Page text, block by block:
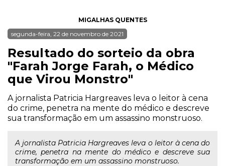
MIGALHAS QUENTES
segunda-feira, 22 de novembro de 2021
Resultado do sorteio da obra
"Farah Jorge Farah, o Médico
que Virou Monstro"
A jornalista Patricia Hargreaves leva o leitor à cena
do crime, penetra na mente do médico e descreve
sua transformação em um assassino monstruoso.
A jornalista Patricia Hargreaves leva o leitor à cena do
crime, penetra na mente do médico e descreve sua
transformação em um assassino monstruoso.